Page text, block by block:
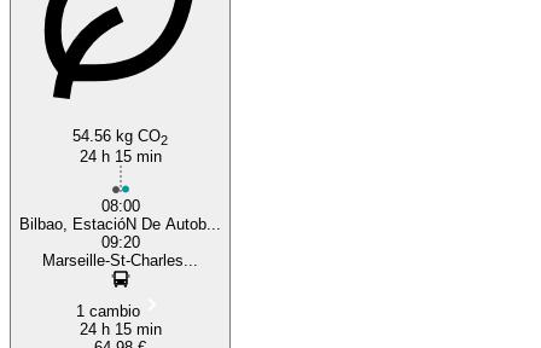
54.56 kg CO2
24 h 15 min
08:00
Bilbao, EstacióN De Autob...
09:20
Marseille-St-Charles...
1 cambio
24 h 15 min